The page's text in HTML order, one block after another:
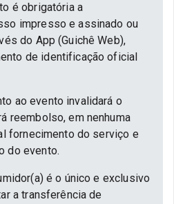
é obrigatória a
impresso e assinado ou
do App (Guichê Web),
de identificação oficial
ao evento invalidará o
reembolso, em nenhuma
fornecimento do serviço e
do evento.
é o único e exclusivo
a transferência de